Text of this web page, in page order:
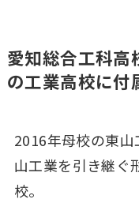
愛知総合工科高
の工業高校に付
2016年母校の東
山工業を引き継ぐ
校。